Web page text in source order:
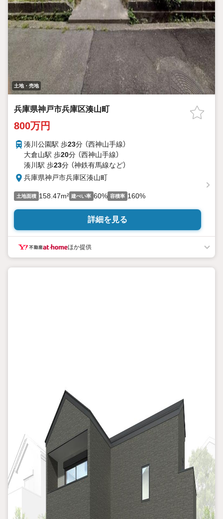
土地・売地
兵庫県神戸市兵庫区湊山町
800万円
湊川公園駅 歩23分 （西神山手線）
大倉山駅 歩20分 （西神山手線）
湊川駅 歩23分 （神鉄有馬線など）
兵庫県神戸市兵庫区湊山町
土地面積 158.47m² 建ぺい率 60% 容積率 160%
詳細を見る
ほか提供